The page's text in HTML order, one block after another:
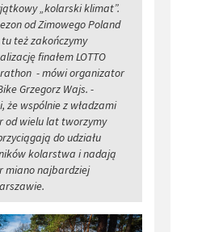
„kolarski klimat”.
od Zimowego Poland
też zakończymy
finałem LOTTO
- mówi organizator
Grzegorz Wajs. -
że wspólnie z władzami
od wielu lat tworzymy
do udziału
kolarstwa i nadają
miano najbardziej